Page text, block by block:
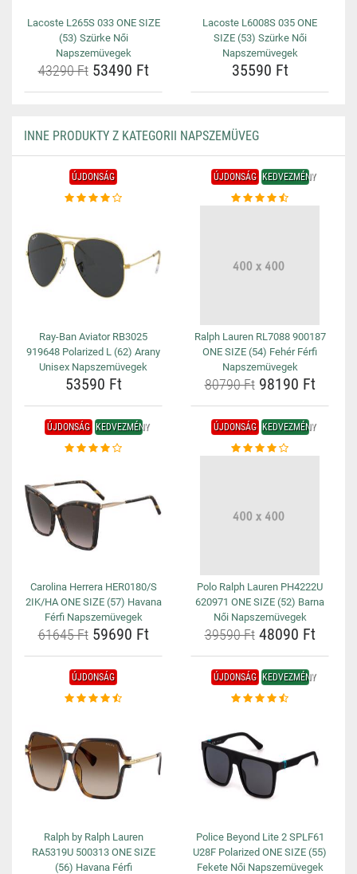
Lacoste L265S 033 ONE SIZE
(53) Szürke Női
Napszemüvegek
43290 Ft53490 Ft
Lacoste L6008S 035 ONE
SIZE (53) Szürke Női
Napszemüvegek
35590 Ft
INNE PRODUKTY Z KATEGORII NAPSZEMÜVEG
ÚJDONSÁG
Ray-Ban Aviator RB3025
919648 Polarized L (62) Arany
Unisex Napszemüvegek
53590 Ft
ÚJDONSÁG KEDVEZMÉNY
Ralph Lauren RL7088 900187
ONE SIZE (54) Fehér Férfi
Napszemüvegek
80790 Ft98190 Ft
ÚJDONSÁG KEDVEZMÉNY
Carolina Herrera HER0180/S
2IK/HA ONE SIZE (57) Havana
Férfi Napszemüvegek
61645 Ft59690 Ft
ÚJDONSÁG KEDVEZMÉNY
Polo Ralph Lauren PH4222U
620971 ONE SIZE (52) Barna
Női Napszemüvegek
39590 Ft48090 Ft
ÚJDONSÁG
Ralph by Ralph Lauren
RA5319U 500313 ONE SIZE
(56) Havana Férfi
ÚJDONSÁG KEDVEZMÉNY
Police Beyond Lite 2 SPLF61
U28F Polarized ONE SIZE (55)
Fekete Női Napszemüvegek